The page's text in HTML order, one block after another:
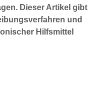
Dieser Artikel gibt
und
Hilfsmittel